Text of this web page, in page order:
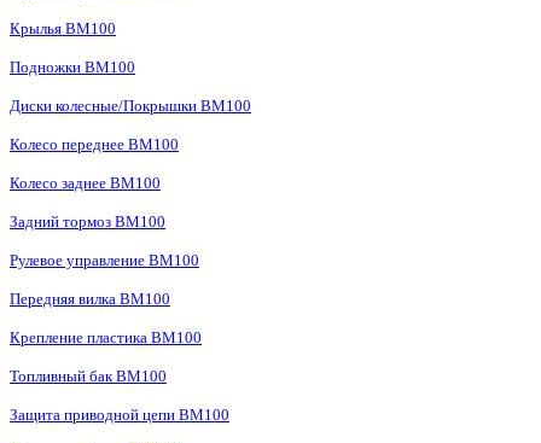
Крылья BM100
Подножки BM100
Диски колесные/Покрышки BM100
Колесо переднее BM100
Колесо заднее BM100
Задний тормоз BM100
Рулевое управление BM100
Передняя вилка BM100
Крепление пластика BM100
Топливный бак BM100
Защита приводной цепи BM100